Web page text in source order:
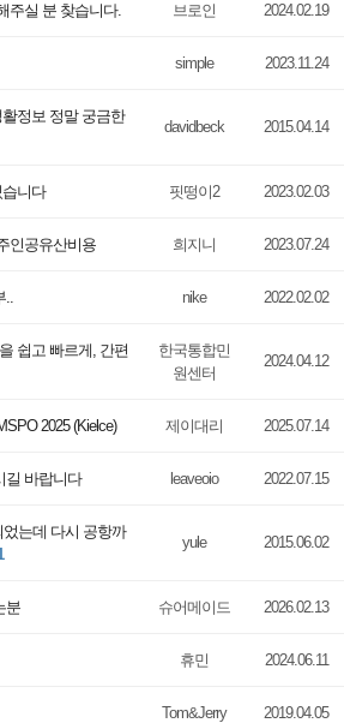
주실 분 찾습니다. 브로인 2024.02.19
simple 2023.11.24
정보 정말 궁금한
davidbeck 2015.04.14
니다 핏떵이2 2023.02.03
인공유­산비용 희지니 2023.07.24
.. nike 2022.02.02
쉽고 빠르게, 간편
한국통합민
원센터
2024.04.12
2025 (Kielce) 제이대리 2025.07.14
길 바랍니다 leaveoio 2022.07.15
는데 다시 공항까
yule 2015.06.02
분 슈어메이드 2026.02.13
휴민 2024.06.11
Tom&Jerry 2019.04.05